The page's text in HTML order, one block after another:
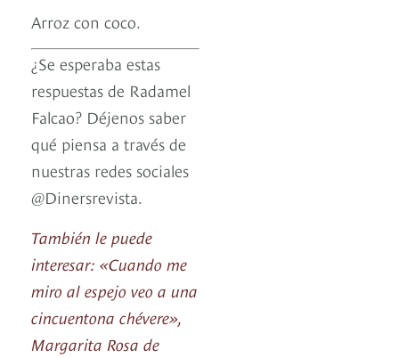
Arroz con coco.
¿Se esperaba estas
respuestas de Radamel
Falcao? Déjenos saber
qué piensa a través de
nuestras redes sociales
@Dinersrevista.
También le puede
interesar: «Cuando me
miro al espejo veo a una
cincuentona chévere»,
Margarita Rosa de